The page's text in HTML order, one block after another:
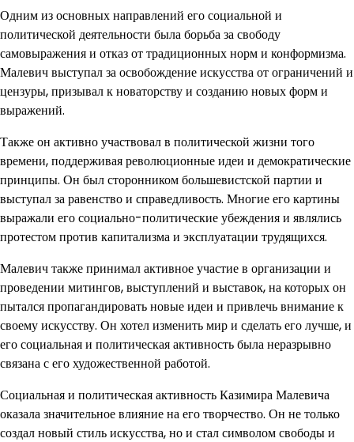
Одним из основных направлений его социальной и
политической деятельности была борьба за свободу
самовыражения и отказ от традиционных норм и конформизма.
Малевич выступал за освобождение искусства от ограничений и
цензуры, призывал к новаторству и созданию новых форм и
выражений.
Также он активно участвовал в политической жизни того
времени, поддерживая революционные идеи и демократические
принципы. Он был сторонником большевистской партии и
выступал за равенство и справедливость. Многие его картины
выражали его социально-политические убеждения и являлись
протестом против капитализма и эксплуатации трудящихся.
Малевич также принимал активное участие в организации и
проведении митингов, выступлений и выставок, на которых он
пытался пропагандировать новые идеи и привлечь внимание к
своему искусству. Он хотел изменить мир и сделать его лучше, и
его социальная и политическая активность была неразрывно
связана с его художественной работой.
Социальная и политическая активность Казимира Малевича
оказала значительное влияние на его творчество. Он не только
создал новый стиль искусства, но и стал символом свободы и